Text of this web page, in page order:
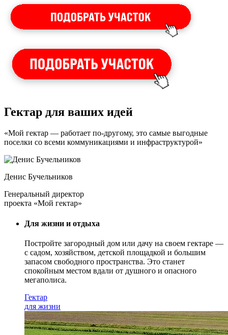
Гектар для ваших идей
«Мой гектар — работает по-другому, это самые выгодные
поселки со всеми коммуникациями и инфраструктурой»
Денис Бучельников
Генеральный директор
проекта «Мой гектар»
Для жизни и отдыха
Постройте загородный дом или дачу на своем гектаре —
с садом, хозяйством, детской площадкой и большим
запасом свободного пространства. Это станет
спокойным местом вдали от душного и опасного
мегаполиса.
Гектар
для жизни